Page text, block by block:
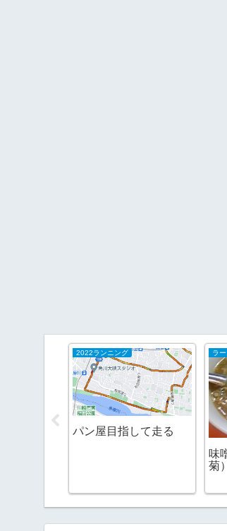
2022ランニング
パン屋目指して走る
ラ
味
菊）